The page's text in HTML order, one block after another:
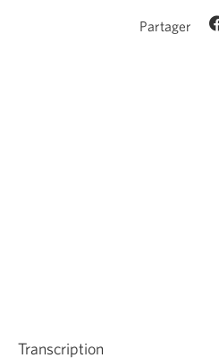
Partager
Transcription